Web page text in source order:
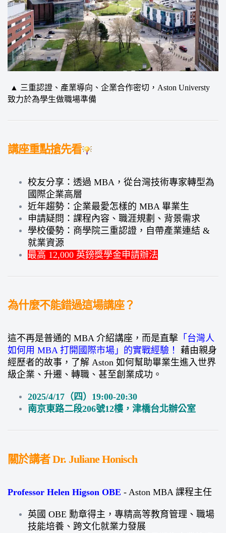
▲ 三重認證、產業導向、企業合作密切，Aston Universty
致力於為學生做職場準備
講座重點搶先看
校友分享：透過 MBA，從台灣技術專家轉型為
國際企業高層
近年趨勢：企業最愛怎樣的 MBA 畢業生
申請疑問：課程內容、職涯規劃、背景需求
學校優勢：商學院三重認證，自帶產業連結 &
就業資源
最高 12,000 英鎊獎學金申請辦法
為什麼不能錯過這場講座？
這不再是普通的 MBA 介紹講座，而是直擊 「台灣人
如何用 MBA 打開國際市場」的實戰經驗！
藉由親身
經歷者的故事，了解 Aston 如何幫助畢業生進入世界
級企業、升遷、轉職、甚至創業成功。
2025/4/17（四）19:00-20:30
南京東路二段206號12樓，津橋台北辦公室
關於講者 Dr. Juliane Honisch
Professor Helen Higson OBE - Aston MBA 課程主任
英國 OBE 勳章得主，專精高等教育管理、職場
技能培養、跨文化就業力發展